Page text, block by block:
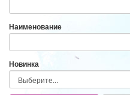
Наименование
Новинка